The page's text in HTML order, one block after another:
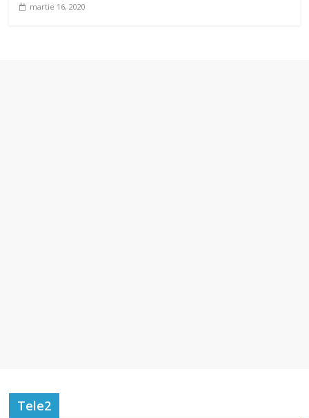
martie 16, 2020
Tele2